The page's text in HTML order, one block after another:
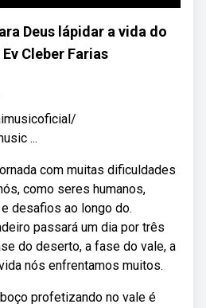
Deus lápidar a vida do
Cleber Farias
...
com muitas dificuldades
como seres humanos,
desafios ao longo do.
passará um dia por três
do deserto, a fase do vale, a
nós enfrentamos muitos.
profetizando no vale é